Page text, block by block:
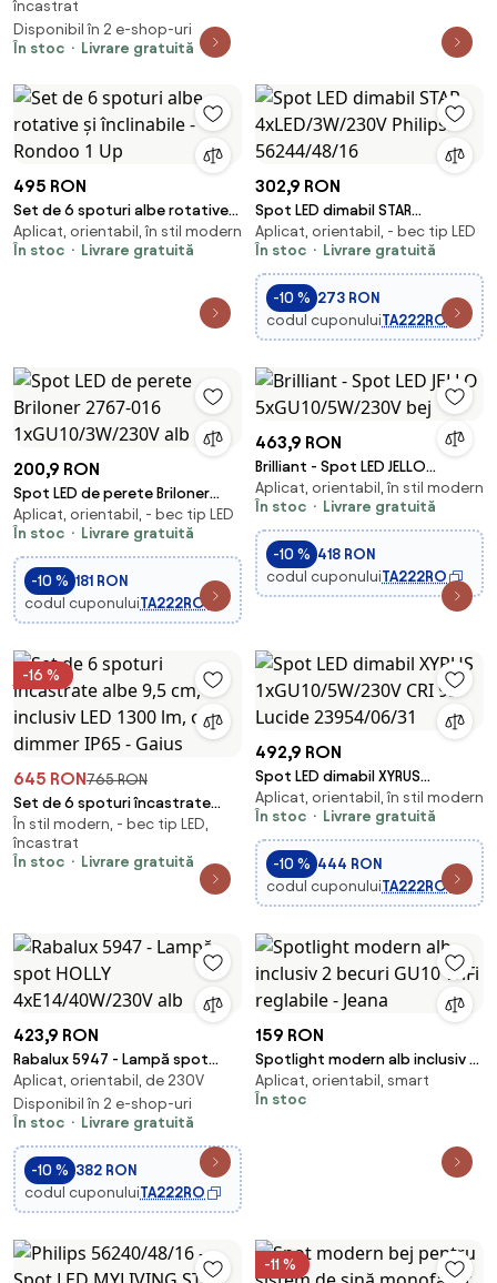
și înclinabile - Installa
încastrat
Disponibil în 2 e-shop-uri
În stoc
Livrare gratuită
495 RON
Set de 6 spoturi albe rotative
și înclinabile - Rondoo 1 Up
Aplicat, orientabil, în stil modern
În stoc
Livrare gratuită
302,9 RON
Spot LED dimabil STAR
4xLED/3W/230V Philips
56244/48/16
Aplicat, orientabil, - bec tip LED
În stoc
Livrare gratuită
-10 % 273 RON
codul cuponuluiTA222RO
200,9 RON
Spot LED de perete Briloner
2767-016 1xGU10/3W/230V alb
Aplicat, orientabil, - bec tip LED
În stoc
Livrare gratuită
-10 % 181 RON
codul cuponuluiTA222RO
463,9 RON
Brilliant - Spot LED JELLO
5xGU10/5W/230V bej
Aplicat, orientabil, în stil modern
În stoc
Livrare gratuită
-10 % 418 RON
codul cuponuluiTA222RO
-16 %
645 RON765 RON
Set de 6 spoturi încastrate
albe 9,5 cm, inclusiv LED 1300
lm, cu dimmer IP65 - Gaius
În stil modern, - bec tip LED,
încastrat
În stoc
Livrare gratuită
492,9 RON
Spot LED dimabil XYRUS
1xGU10/5W/230V CRI 95 Lucide
23954/06/31
Aplicat, orientabil, în stil modern
În stoc
Livrare gratuită
-10 % 444 RON
codul cuponuluiTA222RO
423,9 RON
Rabalux 5947 - Lampă spot
HOLLY 4xE14/40W/230V alb
Aplicat, orientabil, de 230V
Disponibil în 2 e-shop-uri
În stoc
Livrare gratuită
-10 % 382 RON
codul cuponuluiTA222RO
159 RON
Spotlight modern alb inclusiv 2
becuri GU10 WiFi reglabile -
Jeana
Aplicat, orientabil, smart
În stoc
-11 %